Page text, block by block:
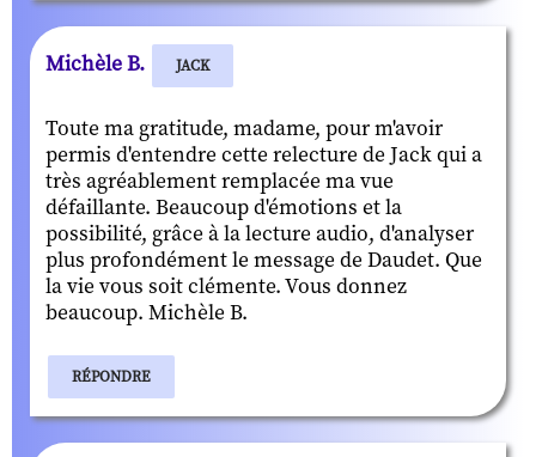
Michèle B. JACK
Toute ma gratitude, madame, pour m'avoir
permis d'entendre cette relecture de Jack qui a
très agréablement remplacée ma vue
défaillante. Beaucoup d'émotions et la
possibilité, grâce à la lecture audio, d'analyser
plus profondément le message de Daudet. Que
la vie vous soit clémente. Vous donnez
beaucoup. Michèle B.
RÉPONDRE